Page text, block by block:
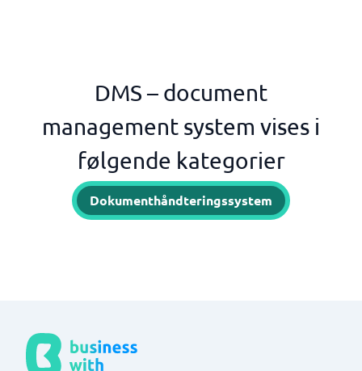
DMS – document
management system vises i
følgende kategorier
Dokumenthåndteringssystem